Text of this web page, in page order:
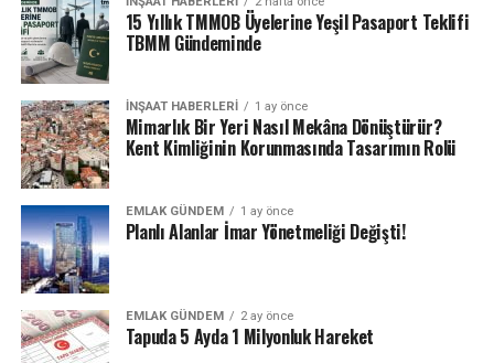
belirlendi.
Noter huzurunda, TOKİ resmi YouTube kanalı
üzerinden canlı yayınlanan Malatya Merkez konut
belirleme kura sonuçları açıklandı.
İsim listesi e-devlet üzerinden sorgulanabilirken, TOKİ
resmi web sitesinde akşlam saatlerinde yayınlanacak.
ETIKETLER
SONRAKI
TOKİ bu 25 ilde ucuz arsa satışı yapacak! 48 ay vadeli
konut, ticaret, sanayi tipi arsalar…
15 Yıllık TMMOB Üyelerine Yeşil Pasaport Teklifi
TBMM Gündeminde
İNŞAAT HABERLERI 1 ay önce
Mimarlık Bir Yeri Nasıl Mekâna Dönüştürür?
Kent Kimliğinin Korunmasında Tasarımın Rolü
EMLAK GÜNDEM 1 ay önce
Planlı Alanlar İmar Yönetmeliği Değişti!
EMLAK GÜNDEM 2 ay önce
Tapuda 5 Ayda 1 Milyonluk Hareket